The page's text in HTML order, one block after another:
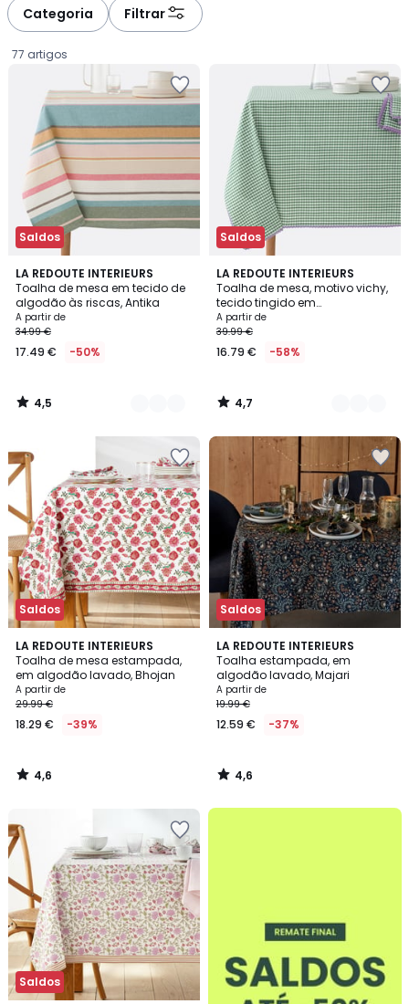
Categoria Filtrar
77 artigos
Saldos
LA REDOUTE INTERIEURS
Toalha de mesa em tecido de
algodão às riscas, Antika
Preço
a
partir
17.49
€
vez
de
34.99
50%
de
desconto
aplicado.
A partir de
34.99 €
17.49 € -50%
4,5
/ 5
3
Cores
4,5
/
Saldos
LA REDOUTE INTERIEURS
Toalha de mesa, motivo vichy,
tecido tingido em
algodão/linho, Trattoria
A partir de
39.99 €
16.79 € -58%
4,7
/ 5
4
Cores
4,7
/
Saldos
LA REDOUTE INTERIEURS
Toalha de mesa estampada,
em algodão lavado, Bhojan
A partir de
29.99 €
18.29 € -39%
4,6
/ 5
4,6
/
Saldos
LA REDOUTE INTERIEURS
Toalha estampada, em
algodão lavado, Majari
A partir de
19.99 €
12.59 € -37%
4,6
/ 5
4,6
/
Saldos
até